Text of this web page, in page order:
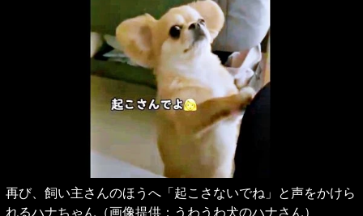
再び、飼い主さんのほうへ「起こさないでね」と声をかけら
れるハナちゃん（画像提供：うわうわ犬のハナさん）